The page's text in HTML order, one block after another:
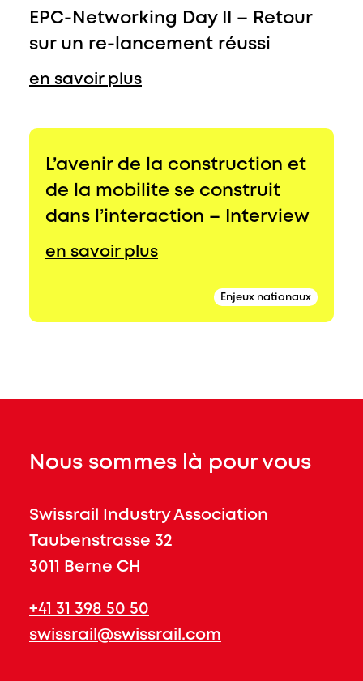
EPC-Networking Day II – Retour
sur un re-lancement réussi
en savoir plus
L’avenir de la construction et
de la mobilite se construit
dans l’interaction – Interview
en savoir plus
Enjeux nationaux
Nous sommes là pour vous
Swissrail Industry Association
Taubenstrasse 32
3011 Berne CH
+41 31 398 50 50
swissrail@swissrail.com